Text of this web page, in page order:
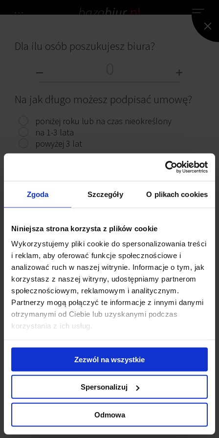
Zgoda Szczegóły O plikach cookies
Niniejsza strona korzysta z plików cookie
Wykorzystujemy pliki cookie do spersonalizowania treści
i reklam, aby oferować funkcje społecznościowe i
analizować ruch w naszej witrynie. Informacje o tym, jak
korzystasz z naszej witryny, udostępniamy partnerom
społecznościowym, reklamowym i analitycznym.
Partnerzy mogą połączyć te informacje z innymi danymi
otrzymanymi od Ciebie lub uzyskanymi podczas
korzystania z ich usług.
Zezwól na wszystkie
Spersonalizuj
Odmowa
NIE ZNALEZIONO ŻADNEGO BIURA.
Przeczytaj ciekawe artykuły
Gigantyczny
kompleks
biurowo-
hotelowy na
finiszu budowy
Modernizacja
kompleksu Diuna
- nowe centrum
konferencyjne
otwarte
Skontaktuj się z nami
Jones Lang LaSalle Sp. z o.o.
Dla ilu osób poszukujesz biura?
Na jak długo możesz podpisać umowę?
poniżej roku lub na czas nieokreślony
na 1-3 lata
powyżej 3 lat